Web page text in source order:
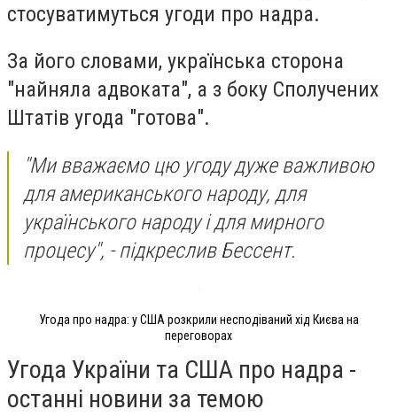
стосуватимуться угоди про надра.
За його словами, українська сторона
"найняла адвоката", а з боку Сполучених
Штатів угода "готова".
"Ми вважаємо цю угоду дуже важливою
для американського народу, для
українського народу і для мирного
процесу", - підкреслив Бессент.
Угода про надра: у США розкрили несподіваний хід Києва на
переговорах
Угода України та США про надра -
останні новини за темою